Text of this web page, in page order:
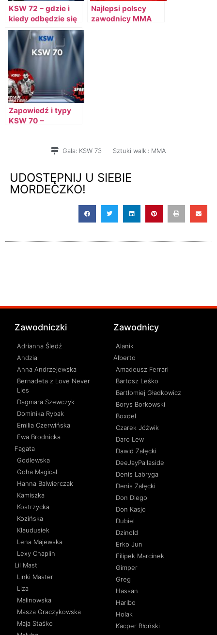
KSW 72 – gdzie i
kiedy odbędzie się
gala?
Najlepsi polscy
zawodnicy MMA
Zapowiedź i typy
KSW 70 –
Gala: KSW 73 Sztuki walki: MMA
UDOSTĘPNIJ U SIEBIE
MORDECZKO!
Zawodniczki
Adrianna Śledź
Andzia
Anna Andrzejewska
Bernadeta z Love Never
Lies
Dagmara Szewczyk
Dominika Rybak
Emilia Czerwińska
Ewa Brodnicka
Fagata
Godlewska
Goha Magical
Hanna Balwierczak
Kamiszka
Kostrzycka
Kozińska
Klaudusiek
Lena Majewska
Lexy Chaplin
Lil Masti
Linki Master
Liza
Malinowska
Masza Graczykowska
Maja Staśko
Zawodnicy
Alanik
Alberto
Amadeusz Ferrari
Bartosz Leśko
Bartłomiej Gładkowicz
Borys Borkowski
Boxdel
Czarek Jóźwik
Daro Lew
Dawid Załęcki
DeeJayPallaside
Denis Labryga
Denis Załęcki
Don Diego
Don Kasjo
Dubiel
Dzinold
Erko Jun
Filipek Marcinek
Gimper
Greg
Hassan
Haribo
Holak
Kacper Błoński